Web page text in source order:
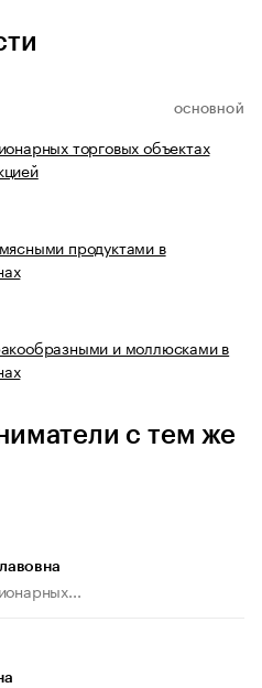
ОСНОВНОЙ
торговых объектах
продуктами в
и моллюсками в
с тем же